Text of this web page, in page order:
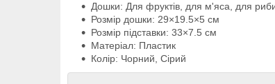
Дошки: Для фруктів, для м'яса, для
Розмір дошки: 29×19.5×5 см
Розмір підставки: 33×7.5 см
Матеріал: Пластик
Колір: Чорний, Сірий